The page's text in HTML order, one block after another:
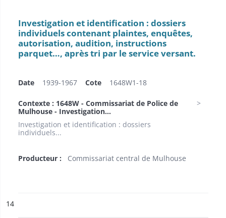
Investigation et identification : dossiers
individuels contenant plaintes, enquêtes,
autorisation, audition, instructions
parquet…, après tri par le service versant.
Date 1939-1967 Cote 1648W1-18
Contexte : 1648W - Commissariat de Police de
Mulhouse - Investigation...
Investigation et identification : dossiers
individuels...
Producteur : Commissariat central de Mulhouse
n°
14